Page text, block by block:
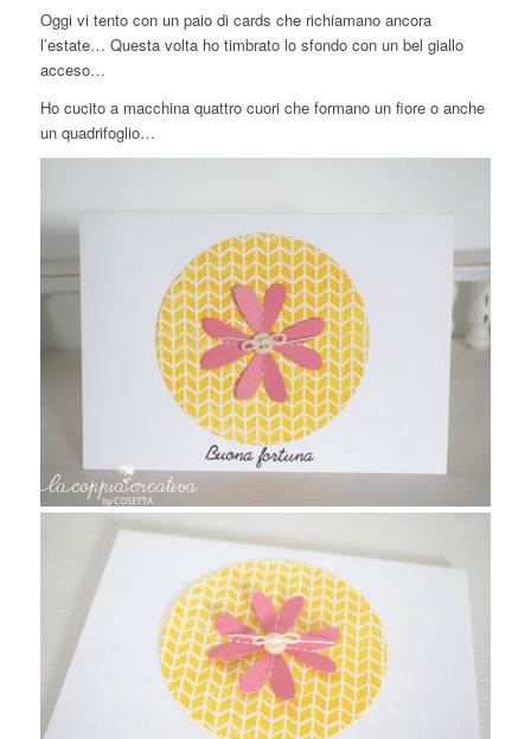
Oggi vi tento con un paio di cards che richiamano ancora
l’estate… Questa volta ho timbrato lo sfondo con un bel giallo
acceso…
Ho cucito a macchina quattro cuori che formano un fiore o anche
un quadrifoglio…